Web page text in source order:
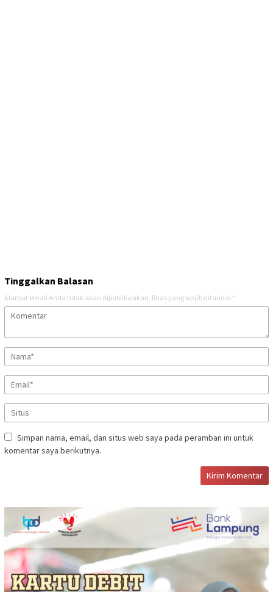
Tinggalkan Balasan
Alamat email Anda tidak akan dipublikasikan. Ruas yang wajib ditandai *
Simpan nama, email, dan situs web saya pada peramban ini untuk
komentar saya berikutnya.